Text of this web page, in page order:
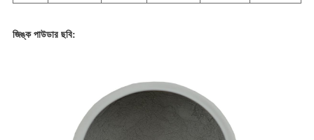
জিঙ্ক পাউডার ছবি: